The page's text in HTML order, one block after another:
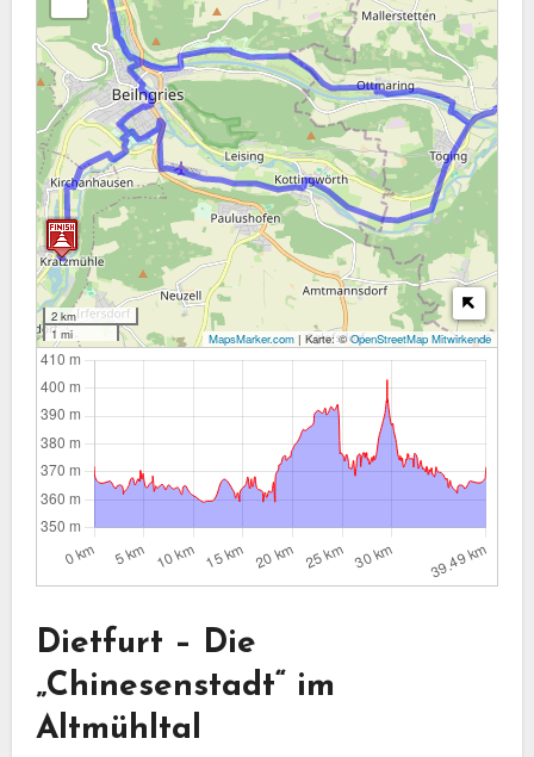
2 km
1 mi
MapsMarker.com | Karte: ©OpenStreetMap Mitwirkende
Dietfurt – Die
„Chinesenstadt“ im
Altmühltal